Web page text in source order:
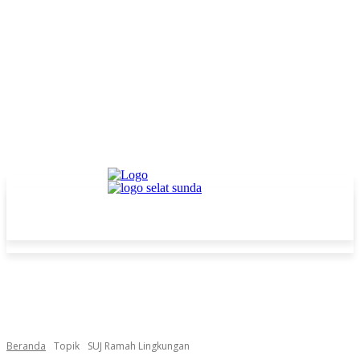
Beranda Topik SUJ Ramah Lingkungan